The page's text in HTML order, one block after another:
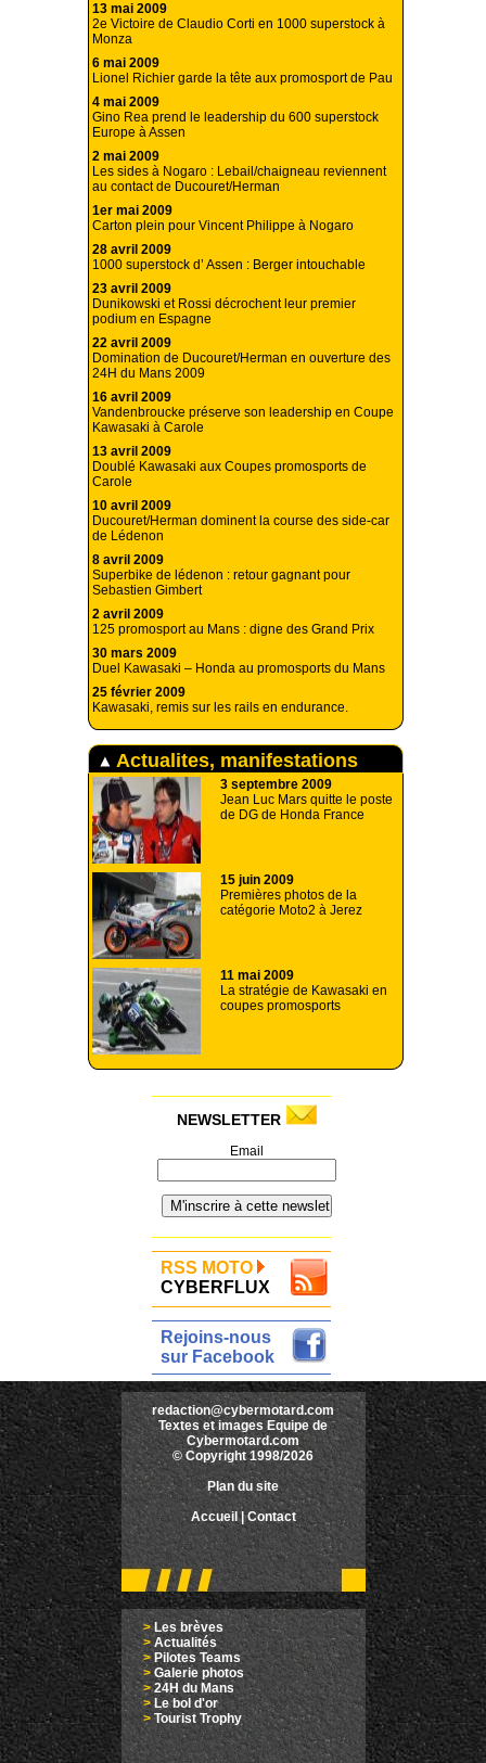
13 mai 2009
2e Victoire de Claudio Corti en 1000 superstock à
Monza
6 mai 2009
Lionel Richier garde la tête aux promosport de Pau
4 mai 2009
Gino Rea prend le leadership du 600 superstock
Europe à Assen
2 mai 2009
Les sides à Nogaro : Lebail/chaigneau reviennent
au contact de Ducouret/Herman
1er mai 2009
Carton plein pour Vincent Philippe à Nogaro
28 avril 2009
1000 superstock d’ Assen : Berger intouchable
23 avril 2009
Dunikowski et Rossi décrochent leur premier
podium en Espagne
22 avril 2009
Domination de Ducouret/Herman en ouverture des
24H du Mans 2009
16 avril 2009
Vandenbroucke préserve son leadership en Coupe
Kawasaki à Carole
13 avril 2009
Doublé Kawasaki aux Coupes promosports de
Carole
10 avril 2009
Ducouret/Herman dominent la course des side-car
de Lédenon
8 avril 2009
Superbike de lédenon : retour gagnant pour
Sebastien Gimbert
2 avril 2009
125 promosport au Mans : digne des Grand Prix
30 mars 2009
Duel Kawasaki – Honda au promosports du Mans
25 février 2009
Kawasaki, remis sur les rails en endurance.
Actualites, manifestations
3 septembre 2009
Jean Luc Mars quitte le poste
de DG de Honda France
15 juin 2009
Premières photos de la
catégorie Moto2 à Jerez
11 mai 2009
La stratégie de Kawasaki en
coupes promosports
NEWSLETTER
Email
RSS MOTO
CYBERFLUX
Rejoins-nous
sur Facebook
redaction@cybermotard.com
Textes et images Equipe de
Cybermotard.com
© Copyright 1998/2026
Plan du site
Accueil |Contact
>Les brèves
> Actualités
> Pilotes Teams
>Galerie photos
>24H du Mans
>Le bol d'or
> Tourist Trophy